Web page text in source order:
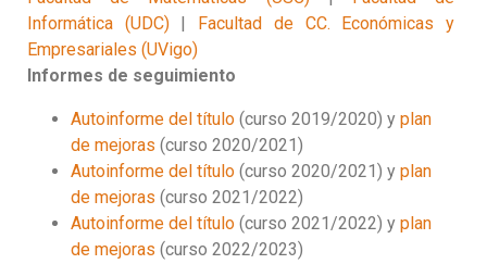
Informática (UDC)| Facultad de CC. Económicas y
Empresariales (UVigo)
Informes de seguimiento
Autoinforme del título (curso 2019/2020) y plan
de mejoras (curso 2020/2021)
Autoinforme del título (curso 2020/2021) y plan
de mejoras (curso 2021/2022)
Autoinforme del título (curso 2021/2022) y plan
de mejoras (curso 2022/2023)